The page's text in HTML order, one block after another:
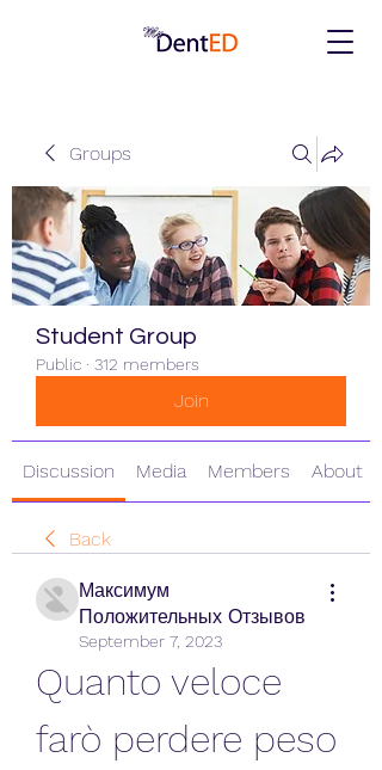
Groups
Student Group
Public · 312 members
Join
Discussion Media Members About
Back
Максимум
Положительных Отзывов
September 7, 2023
Quanto veloce
farò perdere peso